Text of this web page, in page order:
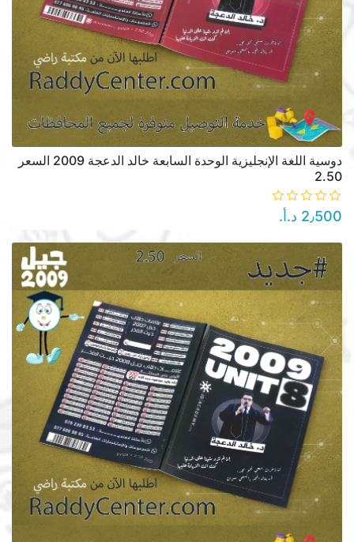
دوسية اللغة الإنجليزية الوحدة السابعة خالد الدعجة 2009 السعر
2.50
2٫500 د.أ.‏